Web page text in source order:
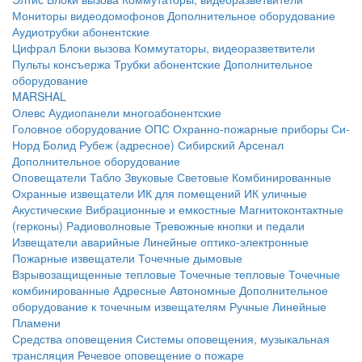
Мониторы видеодомофонов Дополнительное оборудование
Аудиотрубки абонентские
Цифрал Блоки вызова Коммутаторы, видеоразветвители
Пульты консъержа Трубки абонентские Дополнительное
оборудование
MARSHAL
Олевс Аудиопанели многоабонентские
Головное оборудование ОПС Охранно-пожарные приборы Си-
Норд Болид Рубеж (адресное) Сибирский Арсенал
Дополнительное оборудование
Оповещатели Табло Звуковые Световые Комбинированные
Охранные извещатели ИК для помещений ИК уличные
Акустические Вибрационные и емкостные Магнитоконтактные
(герконы) Радиоволновые Тревожные кнопки и педали
Извещатели аварийные Линейные оптико-электронные
Пожарные извещатели Точечные дымовые
Взрывозащищенные тепловые Точечные тепловые Точечные
комбинированные Адресные Автономные Дополнительное
оборудование к точечным извещателям Ручные Линейные
Пламени
Средства оповещения Системы оповещения, музыкальная
трансляция Речевое оповещение о пожаре